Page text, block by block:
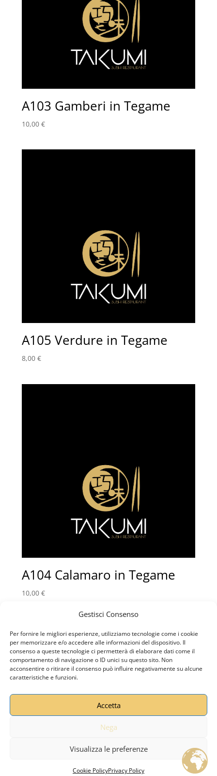
Gestisci Consenso
Per fornire le migliori esperienze, utilizziamo tecnologie come i cookie
per memorizzare e/o accedere alle informazioni del dispositivo. Il
consenso a queste tecnologie ci permetterà di elaborare dati come il
comportamento di navigazione o ID unici su questo sito. Non
acconsentire o ritirare il consenso può influire negativamente su alcune
caratteristiche e funzioni.
Accetta
Nega
Visualizza le preferenze
Cookie PolicyPrivacy Policy
A103 Gamberi in Tegame
10,00 €
A105 Verdure in Tegame
8,00 €
A104 Calamaro in Tegame
10,00 €
Privacy Policy
Termini e Condizioni
Cookie Policy (UE)
by APSC Group